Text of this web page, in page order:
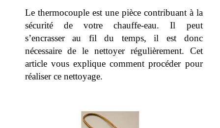
Le thermocouple est une pièce contribuant à la
sécurité de votre chauffe-eau. Il peut
s’encrasser au fil du temps, il est donc
nécessaire de le nettoyer régulièrement. Cet
article vous explique comment procéder pour
réaliser ce nettoyage.